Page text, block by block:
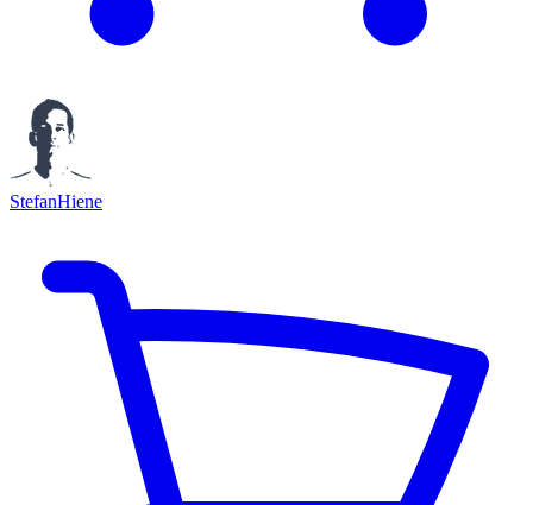
StefanHiene